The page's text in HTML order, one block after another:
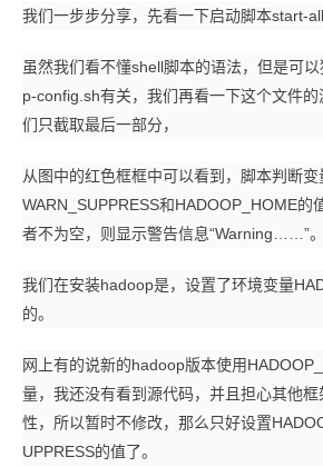
我们一步步分享，先看一下启动脚本start-
虽然我们看不懂shell脚本的语法，但是可
p-config.sh有关，我们再看一下这个文件
们只截取最后一部分，
从图中的红色框框中可以看到，脚本判断变
WARN_SUPPRESS和HADOOP_HOME的
者不为空，则显示警告信息“Warning……”。
我们在安装hadoop是，设置了环境变量
的。
网上有的说新的hadoop版本使用
量，我还没有看到源代码，并且担心其他
性，所以暂时不修改，那么只好设置
UPPRESS的值了。